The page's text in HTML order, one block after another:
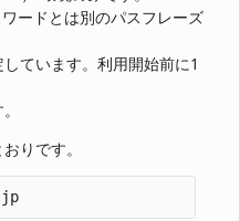
ードとは別のパスフレーズ
ています。利用開始前に1
りです。